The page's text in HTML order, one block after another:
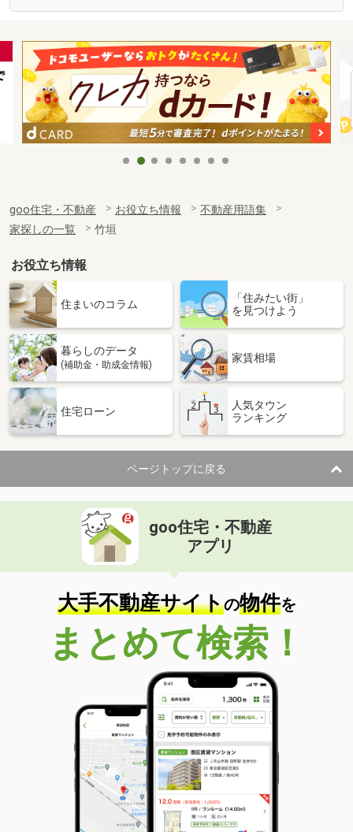
goo住宅・不動産 お役立ち情報
不動産用語集
家探しの一覧
竹垣
お役立ち情報
住まいのコラム
「住みたい街」
を見つけよう
暮らしのデータ
(補助金・助成金情報)
家賃相場
住宅ローン
人気タウン
ランキング
ページトップに戻る
goo住宅・不動産
アプリ
大手不動産サイトの物件を
まとめて検索！